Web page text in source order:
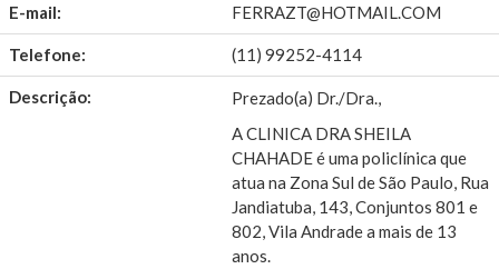
E-mail: FERRAZT@HOTMAIL.COM
Telefone: (11) 99252-4114
Descrição:
Prezado(a) Dr./Dra.,
A CLINICA DRA SHEILA
CHAHADE é uma policlínica que
atua na Zona Sul de São Paulo, Rua
Jandiatuba, 143, Conjuntos 801 e
802, Vila Andrade a mais de 13
anos.